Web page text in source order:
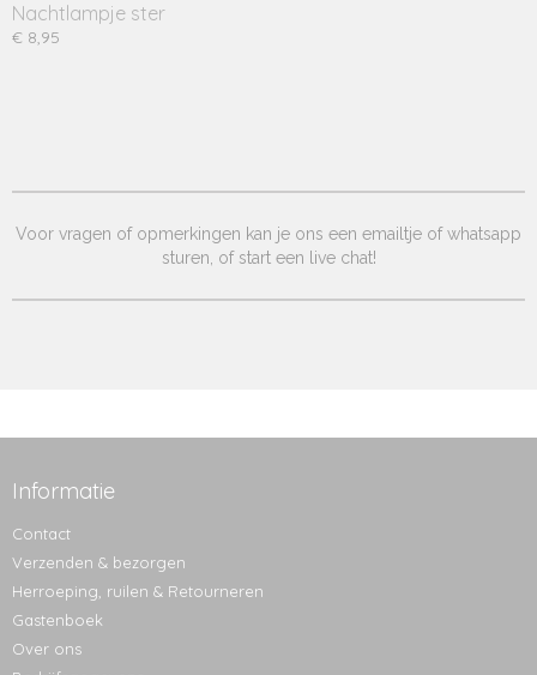
Nachtlampje ster
€ 8,95
Voor vragen of opmerkingen kan je ons een emailtje of whatsapp
sturen, of start een live chat!
Informatie
Contact
Verzenden & bezorgen
Herroeping, ruilen & Retourneren
Gastenboek
Over ons